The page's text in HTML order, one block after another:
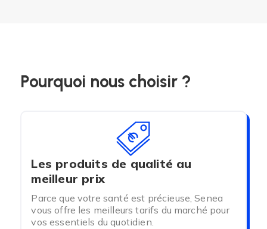
Pourquoi nous choisir ?
Les produits de qualité au
meilleur prix
Parce que votre santé est précieuse, Senea
vous offre les meilleurs tarifs du marché pour
vos essentiels du quotidien.